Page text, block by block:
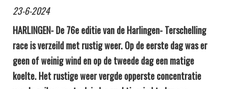
23-6-2024
HARLINGEN-De 76e editie van de Harlingen- Terschelling
race is verzeild met rustig weer. Op de eerste dag was er
geen of weinig wind en op de tweede dag een matige
koelte. Het rustige weer vergde opperste concentratie